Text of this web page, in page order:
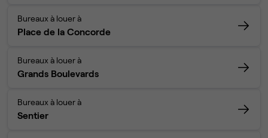
Bureaux à louer à
Place de la Concorde
Bureaux à louer à
Grands Boulevards
Bureaux à louer à
Sentier